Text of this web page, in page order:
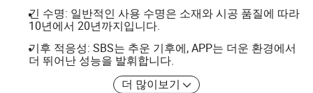
긴 수명: 일반적인 사용 수명은 소재와 시공 품질에 따라
10년에서 20년까지입니다.
기후 적응성: SBS는 추운 기후에, APP는 더운 환경에서
더 뛰어난 성능을 발휘합니다.
더 많이보기